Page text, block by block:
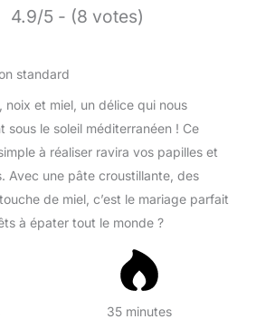
4.9/5 - (8 votes)
noix et miel, un délice qui nous
le soleil méditerranéen ! Ce
à réaliser ravira vos papilles et
Avec une pâte croustillante, des
de miel, c’est le mariage parfait
à épater tout le monde ?
35 minutes